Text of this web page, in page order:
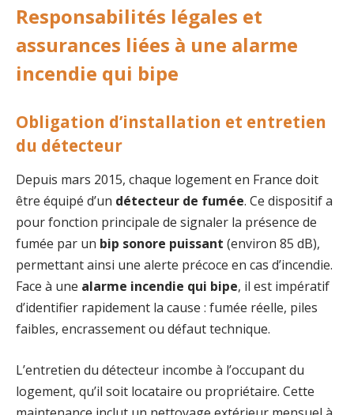
Responsabilités légales et
assurances liées à une alarme
incendie qui bipe
Obligation d’installation et entretien
du détecteur
Depuis mars 2015, chaque logement en France doit
être équipé d’un détecteur de fumée. Ce dispositif a
pour fonction principale de signaler la présence de
fumée par un bip sonore puissant (environ 85 dB),
permettant ainsi une alerte précoce en cas d’incendie.
Face à une alarme incendie qui bipe, il est impératif
d’identifier rapidement la cause : fumée réelle, piles
faibles, encrassement ou défaut technique.
L’entretien du détecteur incombe à l’occupant du
logement, qu’il soit locataire ou propriétaire. Cette